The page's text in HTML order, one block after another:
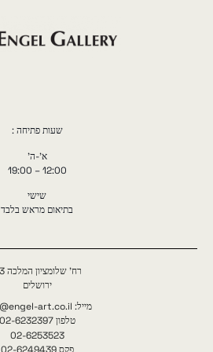
שעות פתיחה :
א'-ה'
12:00 – 19:00
שישי
בתיאום מראש בלבד
רח' שלומציון המלכה 13,
ירושלים
מייל: info@engel-art.co.il
טלפון 02-6232397
02-6253523